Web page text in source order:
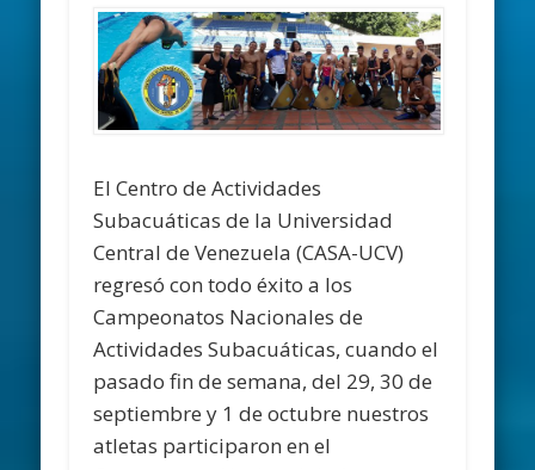
El Centro de Actividades
Subacuáticas de la Universidad
Central de Venezuela (CASA-UCV)
regresó con todo éxito a los
Campeonatos Nacionales de
Actividades Subacuáticas, cuando el
pasado fin de semana, del 29, 30 de
septiembre y 1 de octubre nuestros
atletas participaron en el